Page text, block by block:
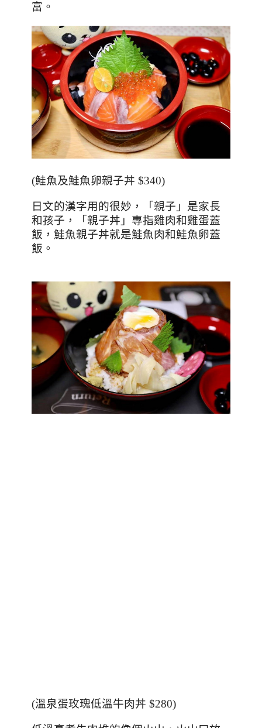
富。
(鮭魚及鮭魚卵親子丼 $340)
日文的漢字用的很妙，「親子」是家長
和孩子，「親子丼」專指雞肉和雞蛋蓋
飯，鮭魚親子丼就是鮭魚肉和鮭魚卵蓋
飯。
(溫泉蛋玫瑰低溫牛肉丼 $280)